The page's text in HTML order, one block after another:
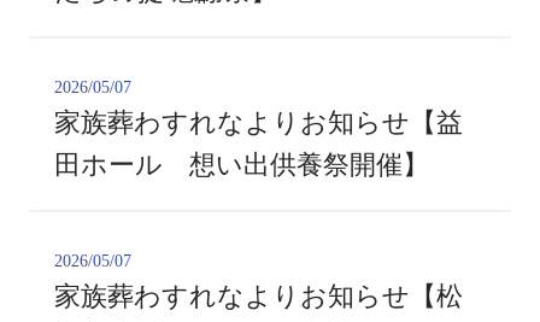
2026/05/07
家族葬わすれなよりお知らせ【益
田ホール 想い出供養祭開催】
2026/05/07
家族葬わすれなよりお知らせ【松